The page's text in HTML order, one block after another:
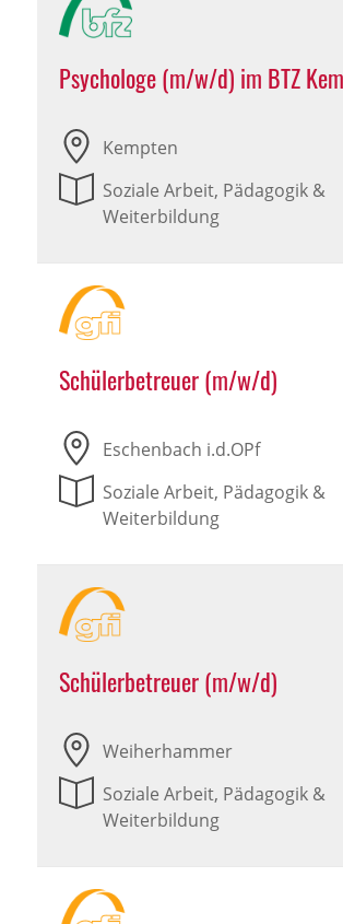
Psychologe (m/w/d) im BTZ
Kempten
Soziale Arbeit, Pädagogik &
Weiterbildung
Schülerbetreuer (m/w/d)
Eschenbach i.d.OPf
Soziale Arbeit, Pädagogik &
Weiterbildung
Schülerbetreuer (m/w/d)
Weiherhammer
Soziale Arbeit, Pädagogik &
Weiterbildung